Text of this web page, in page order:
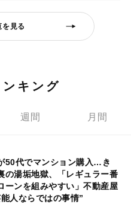
を見る
キング
週間 月間
50代でマンション購入…き
の湯垢地獄、「レギュラー番
ーンを組みやすい」不動産屋
人ならではの事情”